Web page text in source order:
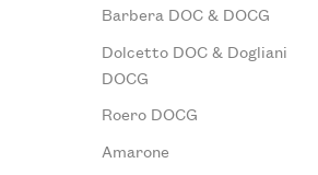
Barbera DOC & DOCG
Dolcetto DOC & Dogliani
DOCG
Roero DOCG
Amarone